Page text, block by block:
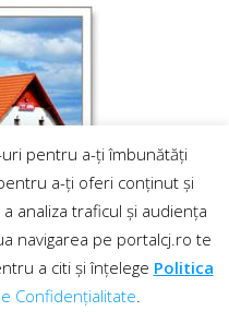
pentru a-ți îmbunătăți
a-ți oferi conținut și
analiza traficul și audiența
navigarea pe portalcj.ro te
a citi și înțelege Politica
Confidențialitate.